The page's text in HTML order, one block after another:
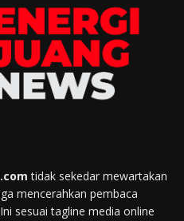
tidak sekedar mewartakan
mencerahkan pembaca
sesuai tagline media online